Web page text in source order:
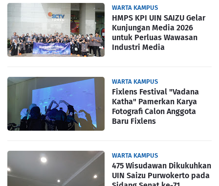
WARTA KAMPUS
HMPS KPI UIN SAIZU Gelar
Kunjungan Media 2026
untuk Perluas Wawasan
Industri Media
WARTA KAMPUS
Fixlens Festival "Vadana
Katha" Pamerkan Karya
Fotografi Calon Anggota
Baru Fixlens
WARTA KAMPUS
475 Wisudawan Dikukuhkan
UIN Saizu Purwokerto pada